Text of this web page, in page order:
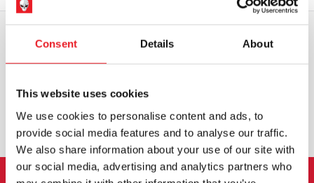
Consent Details About
This website uses cookies
We use cookies to personalise content and ads, to
provide social media features and to analyse our traffic.
We also share information about your use of our site with
our social media, advertising and analytics partners who
EXPÉDITION DANS LE MONDE ENTIER
ÉCHANGE OU RETOUR DEMANDES SUR MESURE